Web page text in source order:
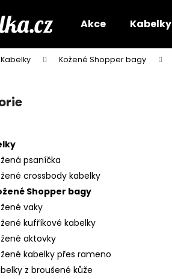
Akce Kabelky
Kabelky Kožené Shopper bagy
psaníčka
crossbody kabelky
Shopper bagy
vaky
kufříkové kabelky
aktovky
kabelky přes rameno
z broušené kůže